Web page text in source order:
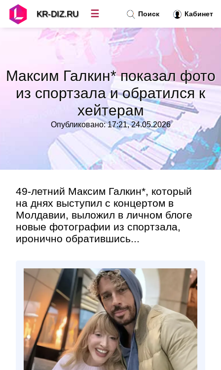
Максим Галкин* показал фото
из спортзала и обратился к
хейтерам
Опубликовано: 17:21, 24.05.2026
49-летний Максим Галкин*, который
на днях выступил с концертом в
Молдавии, выложил в личном блоге
новые фотографии из спортзала,
иронично обратившись...
Поиск Кабинет
KR-DIZ.RU ☰
Топ новостей »
»
Контакт»